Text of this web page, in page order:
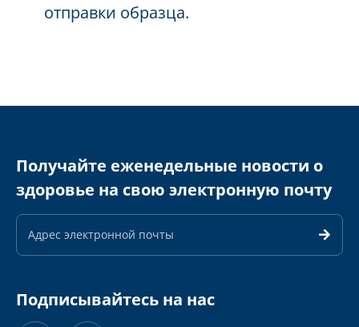
отправки образца.
Получайте еженедельные новости о
здоровье на свою электронную почту
почты
Подписывайтесь на нас